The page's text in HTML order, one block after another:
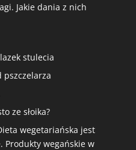
Jakie dania z nich
stulecia
pszczelarza
ze słoika?
wegetariańska jest
Produkty wegańskie w